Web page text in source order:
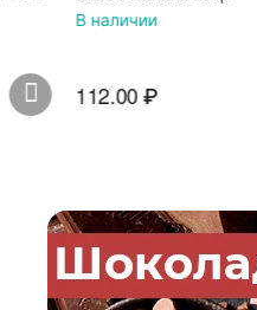
В наличии
112.00 ₽